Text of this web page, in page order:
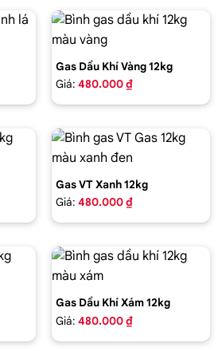
Gas Dầu Khí Vàng 12kg
Giá: 480.000 ₫
Gas VT Xanh 12kg
Giá: 480.000 ₫
Gas Dầu Khí Xám 12kg
Giá: 480.000 ₫